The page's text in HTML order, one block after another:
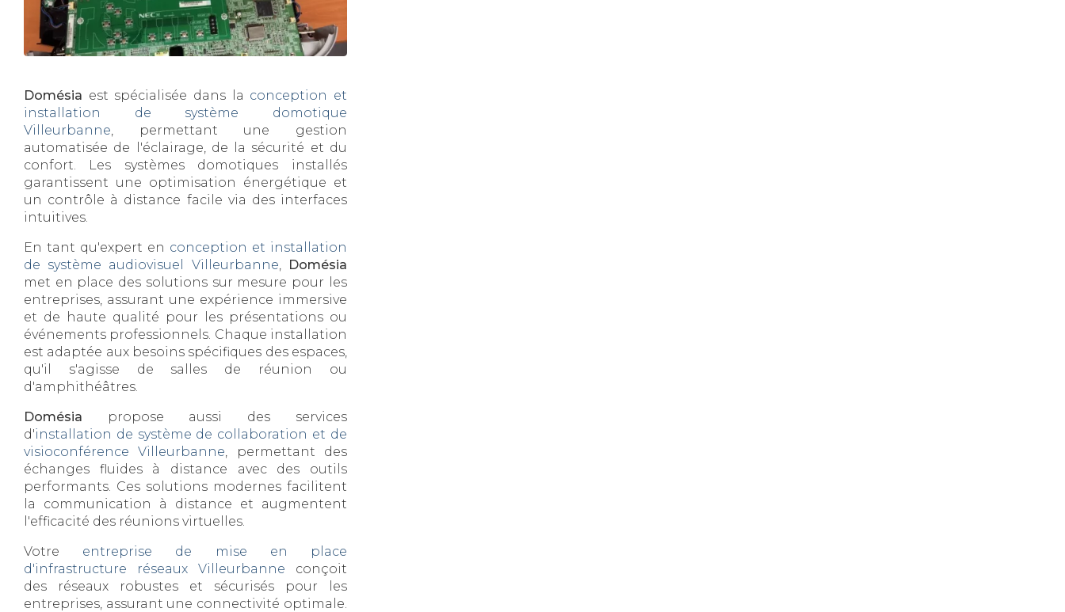
Domésia est spécialisée dans la conception et
installation de système domotique
Villeurbanne , permettant une gestion
automatisée de l'éclairage, de la sécurité et du
confort. Les systèmes domotiques installés
garantissent une optimisation énergétique et
un contrôle à distance facile via des interfaces
intuitives.
En tant qu'expert en conception et installation
de système audiovisuel Villeurbanne
Domésia
met en place des solutions sur mesure pour les
entreprises, assurant une expérience immersive
et de haute qualité pour les présentations ou
événements professionnels. Chaque installation
est adaptée aux besoins spécifiques des espaces,
qu'il s'agisse de salles de réunion ou
d'amphithéâtres.
Domésia propose aussi des services
d'installation de système de collaboration et de
visioconférence Villeurbanne , permettant des
échanges fluides à distance avec des outils
performants. Ces solutions modernes facilitent
la communication à distance et augmentent
l'efficacité des réunions virtuelles.
Votre entreprise de mise en place
d'infrastructure réseaux Villeurbanne conçoit
des réseaux robustes et sécurisés pour les
entreprises, assurant une connectivité optimale.